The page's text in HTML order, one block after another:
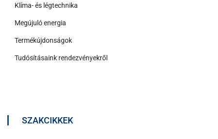
Klíma- és légtechnika
Megújuló energia
Termékújdonságok
Tudósításaink rendezvényekről
SZAKCIKKEK